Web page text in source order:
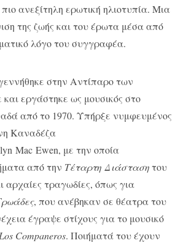
ανεξίτηλη ερωτική ηλιοτυπία. Μια
της ζωής και του έρωτα μέσα από
λόγο του συγγραφέα.
στην Αντίπαρο των
εργάστηκε ως μουσικός στο
από το 1970. Υπήρξε νυμφευμένος
Καναδέζα
Mac Ewen, με την οποία
από την Τέταρτη Διάστασητου
αρχαίες τραγωδίες, όπως για
, που ανέβηκαν σε θέατρα του
έγραψε στίχους για το μουσικό
Los Companeros. Ποιήματά του έχουν